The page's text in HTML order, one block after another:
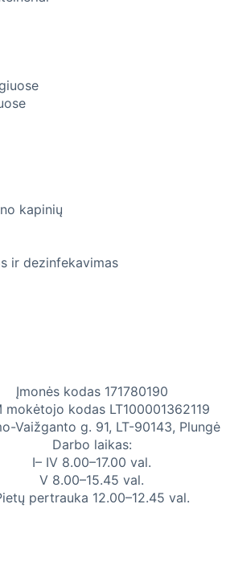
kapinių
ir dezinfekavimas
Įmonės kodas 171780190
mokėtojo kodas LT100001362119
Vaižganto g. 91, LT-90143, Plungė
Darbo laikas:
I– IV 8.00–17.00 val.
V 8.00–15.45 val.
pertrauka 12.00–12.45 val.